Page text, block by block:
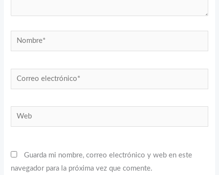
Nombre*
Correo
electrónico*
Web
Guarda mi nombre, correo electrónico y web en este
navegador para la próxima vez que comente.